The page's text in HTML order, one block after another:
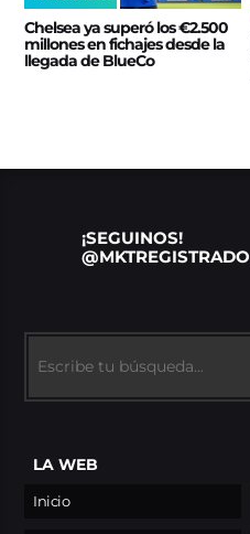
Chelsea ya superó los €2.500
millones en fichajes desde la
llegada de BlueCo
¡SEGUINOS!
@MKTREGISTRADO
LA WEB
Inicio